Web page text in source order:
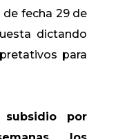
fecha 29 de
dictando
para
por